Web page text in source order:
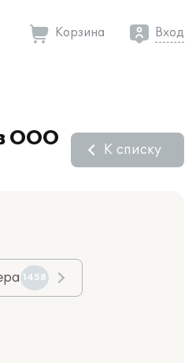
Корзина Вход
ООО
К списку
1458